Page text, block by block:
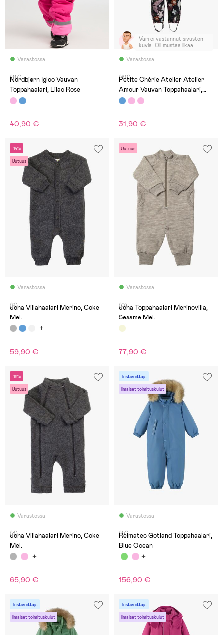
Varastossa
(117)
Nordbjørn Igloo Vauvan
Toppahaalari, Lilac Rose
40,90 €
Varastossa
Väri ei vastannut sivuston
kuvia. Oli mustaa likaa
tuotteessa.
(60)
Petite Chérie Atelier Atelier
Amour Vauvan Toppahaalari,
Winter Owl Phantom
31,90 €
-14%
Uutuus
Varastossa
(2)
Joha Villahaalari Merino, Coke
Mel.
59,90 €
Uutuus
Varastossa
(0)
Joha Toppahaalari Merinovilla,
Sesame Mel.
77,90 €
-18%
Uutuus
Varastossa
(3)
Joha Villahaalari Merino, Coke
Mel.
65,90 €
Testivoittaja
Ilmaiset toimituskulut
Varastossa
(17)
Reimatec Gotland Toppahaalari,
Blue Ocean
156,90 €
Testivoittaja
Ilmaiset toimituskulut
Testivoittaja
Ilmaiset toimituskulut